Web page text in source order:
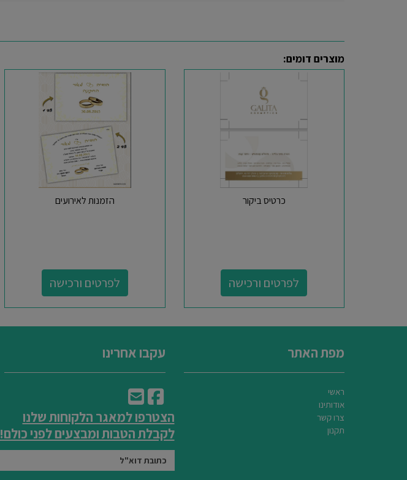
מוצרים דומים:
כרטיס ביקור
לפרטים ורכישה
הזמנות לאירועים
לפרטים ורכישה
מפת האתר
ראשי
אודותינו
צרו קשר
תקנון
עקבו אחרינו
הצטרפו למאגר הלקוחות שלנו
לקבלת הטבות ומבצעים לפני כולם!